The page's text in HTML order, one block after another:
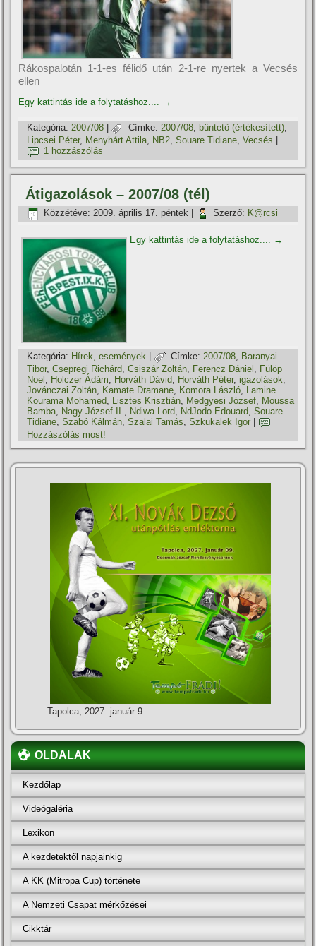
Rákospalotán 1-1-es félidő után 2-1-re nyertek a Vecsés
ellen
Egy kattintás ide a folytatáshoz.... →
Kategória: 2007/08 | Címke: 2007/08, büntető (értékesí­tett),
Lipcsei Péter, Menyhárt Attila NB2 ,Souare Tidiane ,Vecsés
1 hozzászólás
Átigazolások – 2007/08 (tél)
Közzétéve: 2009. április 17. péntek Szerző: K@rcsi
Egy kattintás ide a folytatáshoz.... →
Kategória: Hí­rek, események | Címke: 2007/08, Baranyai
Tibor,Csepregi Richárd ,Csiszár Zoltán Ferencz Dániel
Fülöp
Noel
Holczer Ádám Horváth Dávid Horváth Péter,igazolások
Jovánczai Zoltán
Kamate Dramane Komora László
Lamine
Kourama Mohamed
Lisztes Krisztián Medgyesi József
Moussa
Bamba
Nagy József II. Ndiwa Lord NdJodo Edouard ,Souare
Tidiane,Szabó Kálmán,Szalai Tamás,Szkukalek Igor
Hozzászólás most!
Tapolca, 2027. január 9.
OLDALAK
Kezdőlap
Videógaléria
Lexikon
A kezdetektől napjainkig
A KK (Mitropa Cup) története
A Nemzeti Csapat mérkőzései
Cikktár